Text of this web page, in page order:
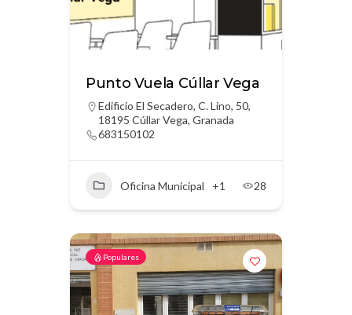
Punto Vuela Cúllar Vega
Edificio El Secadero, C. Lino, 50,
18195 Cúllar Vega, Granada
683150102
Oficina Municipal +1 28
Populares